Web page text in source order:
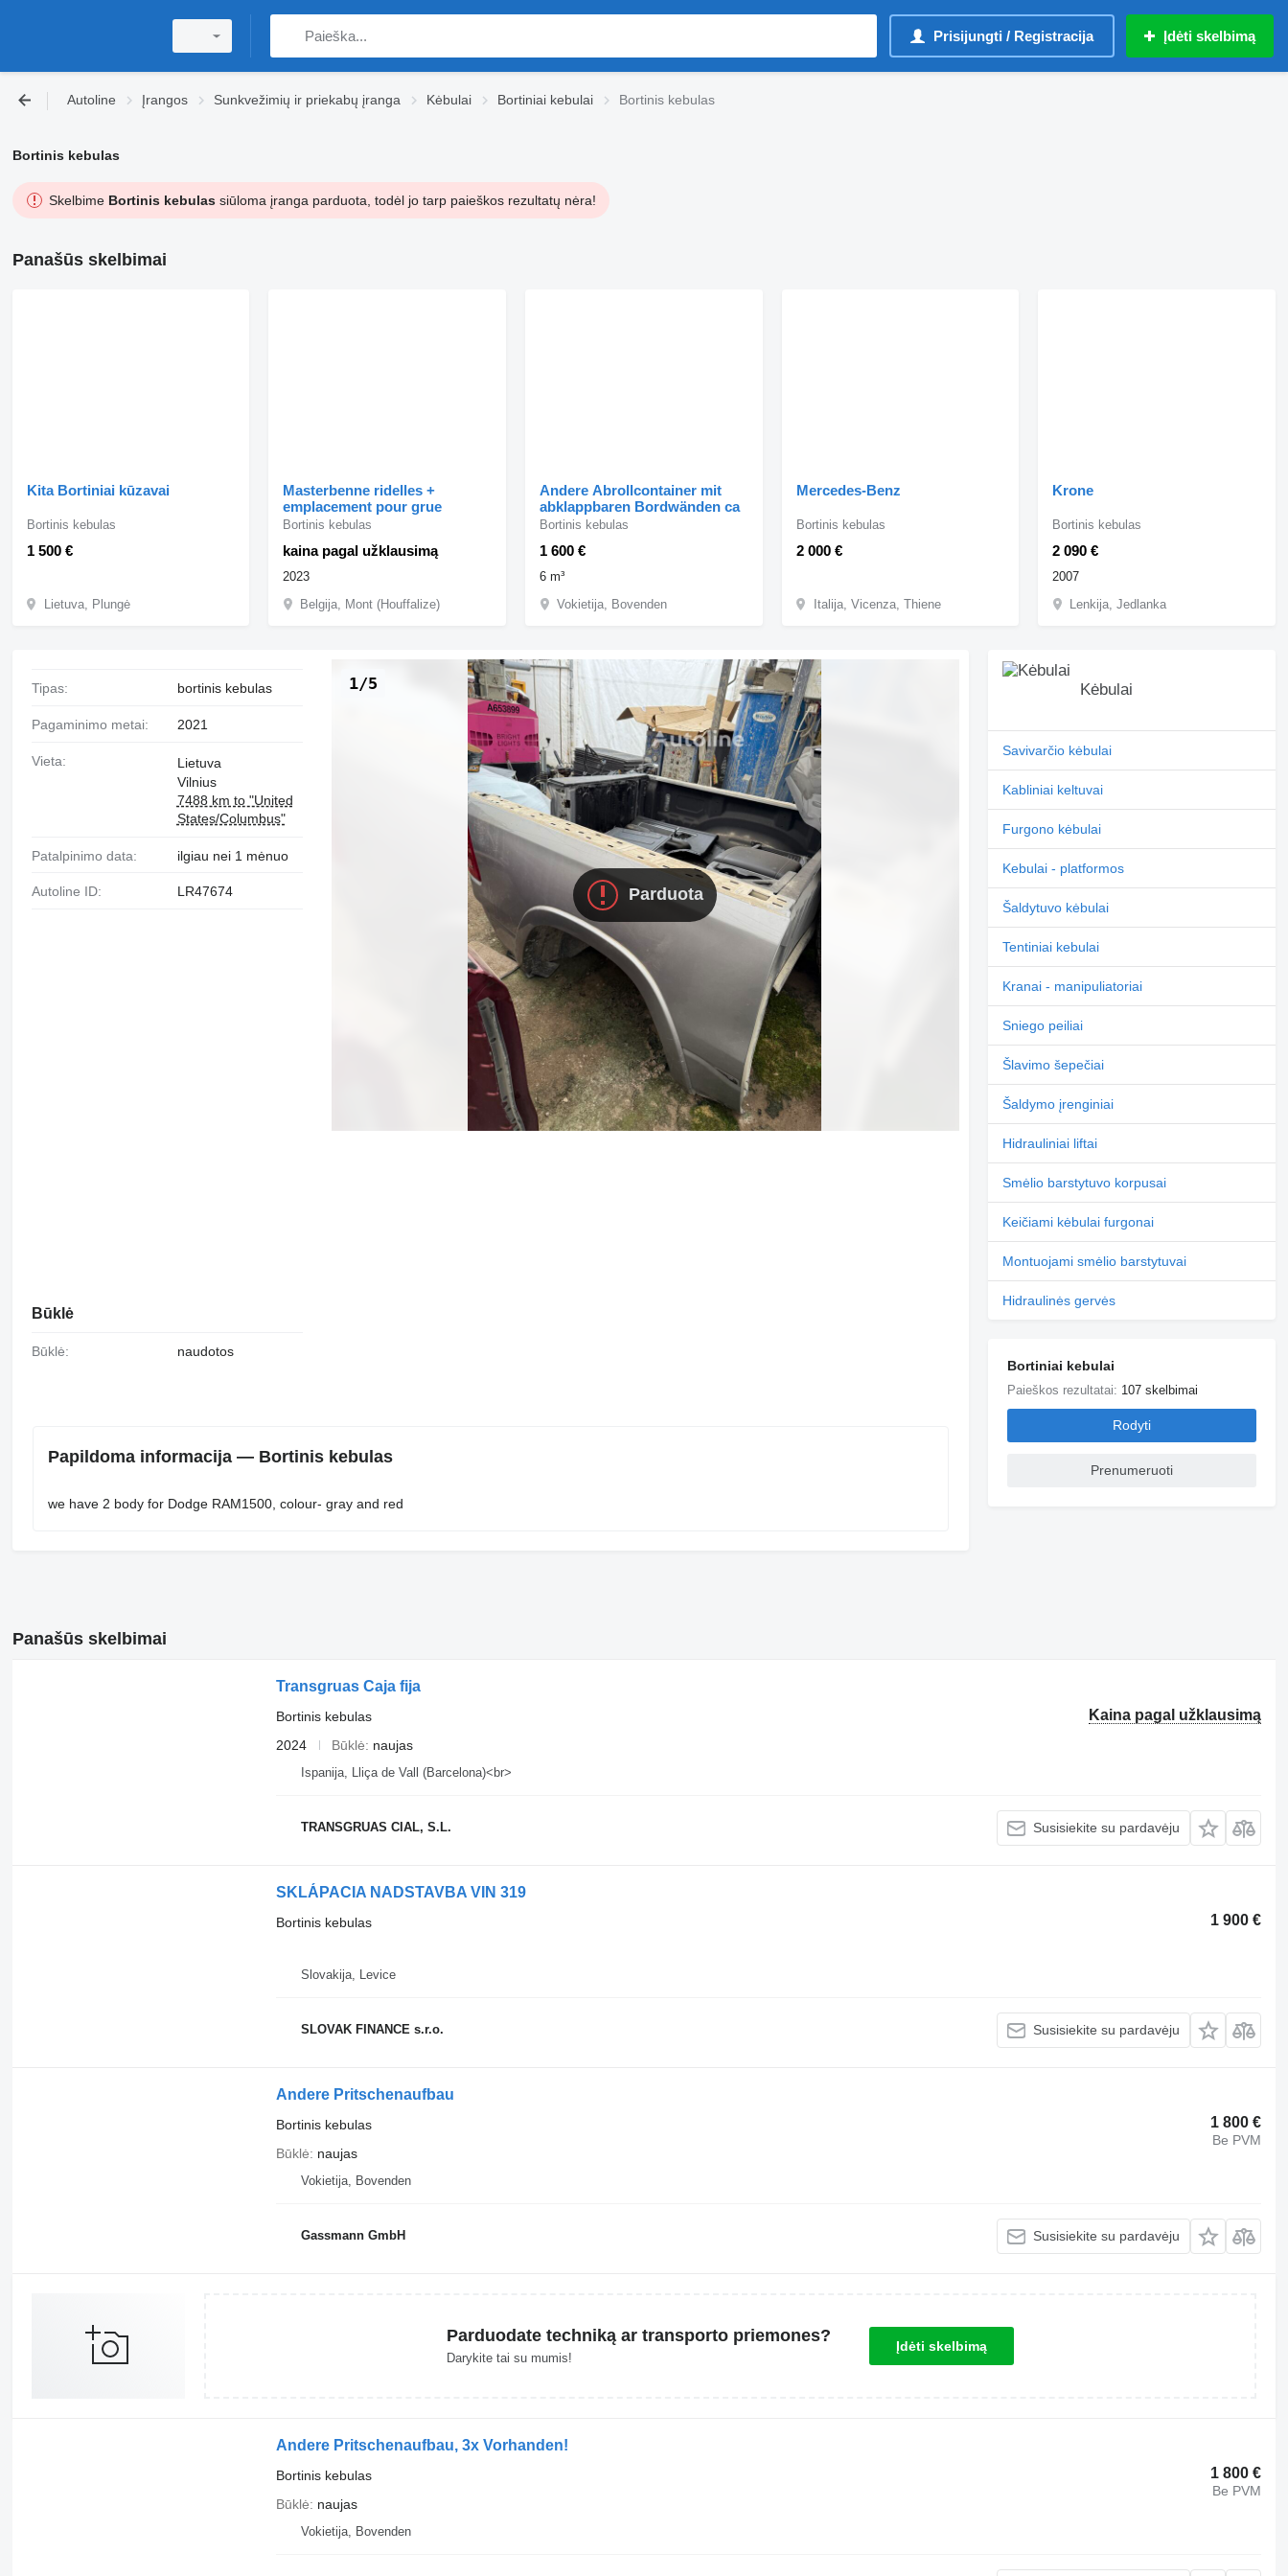
Prisijungti / Registracija Įdėti skelbimą
Autoline Įrangos Sunkvežimių ir priekabų įranga Kėbulai Bortiniai kebulai Bortinis kebulas
Bortinis kebulas
Skelbime Bortinis kebulassiūloma įranga parduota, todėl jo tarp paieškos rezultatų nėra!
Panašūs skelbimai
Kita Bortiniai kūzavai
1 500 €
Bortinis kebulas
Lietuva, Plungė
Masterbenne ridelles +
emplacement pour grue
kaina pagal užklausimą
Bortinis kebulas
2023
Belgija, Mont (Houffalize)
Andere Abrollcontainer mit
abklappbaren Bordwänden ca
1 600 €
Bortinis kebulas
6 m³
Vokietija, Bovenden
Mercedes-Benz
2 000 €
Bortinis kebulas
Italija, Vicenza, Thiene
Krone
2 090 €
Bortinis kebulas
2007
Lenkija, Jedlanka
Parduota
Prašyti papildomų
1/5
Tipas: bortinis kebulas
Pagaminimo metai: 2021
Vieta:
Lietuva
Vilnius
7488 km to "United
States/Columbus"
Patalpinimo data: ilgiau nei 1 mėnuo
Autoline ID: LR47674
Būklė
Būklė: naudotos
Papildoma informacija — Bortinis kebulas
we have 2 body for Dodge RAM1500, colour- gray and red
Kėbulai
Savivarčio kėbulai
Kabliniai keltuvai
Furgono kėbulai
Kebulai - platformos
Šaldytuvo kėbulai
Tentiniai kebulai
Kranai - manipuliatoriai
Sniego peiliai
Šlavimo šepečiai
Šaldymo įrenginiai
Hidrauliniai liftai
Smėlio barstytuvo korpusai
Keičiami kėbulai furgonai
Montuojami smėlio barstytuvai
Hidraulinės gervės
Bortiniai kebulai
Paieškos rezultatai: 107 skelbimai
Rodyti
Prenumeruoti
Panašūs skelbimai
Transgruas Caja fija
Kaina pagal užklausimą
Bortinis kebulas
2024
Būklė naujas
Ispanija, Lliça de Vall (Barcelona)<br>
TRANSGRUAS CIAL, S.L. Susisiekite su pardavėju
SKLÁPACIA NADSTAVBA VIN 319
1 900 €
Bortinis kebulas
Slovakija, Levice
SLOVAK FINANCE s.r.o. Susisiekite su pardavėju
Andere Pritschenaufbau
1 800 €
Be PVM
Bortinis kebulas
Būklė
naujas
Vokietija, Bovenden
Gassmann GmbH Susisiekite su pardavėju
Parduodate techniką ar transporto priemones?
Darykite tai su mumis!
Įdėti skelbimą
Andere Pritschenaufbau, 3x Vorhanden!
1 800 €
Be PVM
Bortinis kebulas
Būklė
naujas
Vokietija, Bovenden